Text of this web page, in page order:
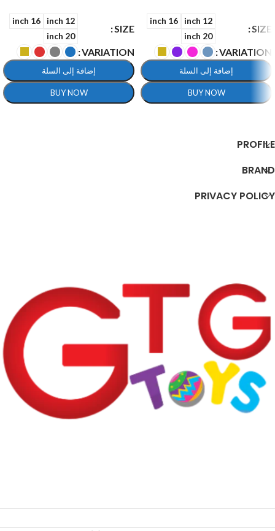
SIZE
12 inch
16 inch
20 inch
VARIATION
إضافة إلى السلة
BUY NOW
SIZE
12 inch
16 inch
20 inch
VARIATION
إضافة إلى السلة
BUY NOW
PROFILE
BRAND
PRIVACY POLICY